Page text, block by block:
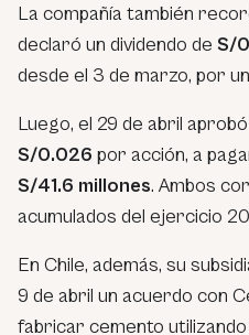
La compañía también
declaró un dividendo de S/
desde el 3 de marzo, por
Luego, el 29 de abril
S/0.026 por acción, a
S/41.6 millones. Ambos
acumulados del ejercicio
En Chile, además, su
9 de abril un acuerdo con
fabricar cemento utilizando